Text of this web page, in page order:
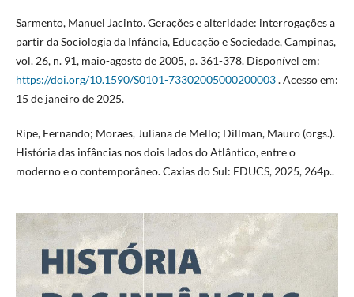
Sarmento, Manuel Jacinto. Gerações e alteridade: interrogações a
partir da Sociologia da Infância, Educação e Sociedade, Campinas,
vol. 26, n. 91, maio-agosto de 2005, p. 361-378. Disponível em:
https://doi.org/10.1590/S0101-73302005000200003. Acesso em:
15 de janeiro de 2025.
Ripe, Fernando; Moraes, Juliana de Mello; Dillman, Mauro (orgs.).
História das infâncias nos dois lados do Atlântico, entre o
moderno e o contemporâneo. Caxias do Sul: EDUCS, 2025, 264p..